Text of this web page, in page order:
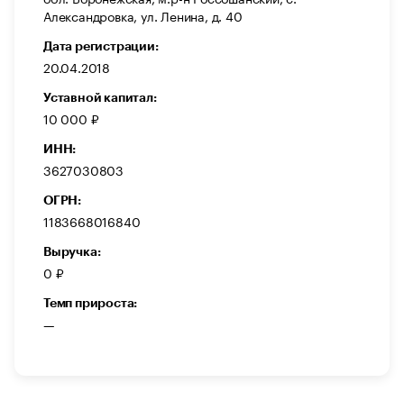
Александровка, ул. Ленина, д. 40
Дата регистрации:
20.04.2018
Уставной капитал:
10 000 ₽
ИНН:
3627030803
ОГРН:
1183668016840
Выручка:
0 ₽
Темп прироста:
—